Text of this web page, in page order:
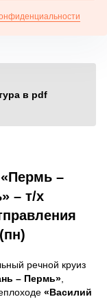
в pdf
–
– т/х
речной круиз
– Пермь»
«Василий